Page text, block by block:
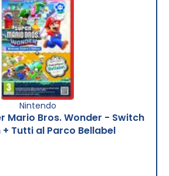
Nintendo
Mario Bros. Wonder - Switch
+ Tutti al Parco Bellabel